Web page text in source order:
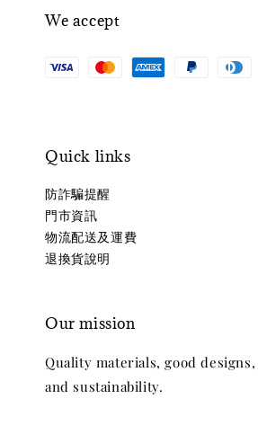
We accept
Quick links
防詐騙提醒
門市資訊
物流配送及運費
退換貨說明
Our mission
Quality materials, good
and sustainability.